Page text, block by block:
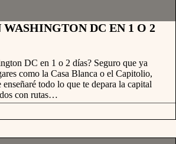
WASHINGTON DC EN 1 O 2
DC en 1 o 2 días? Seguro que ya
como la Casa Blanca o el Capitolio,
enseñaré todo lo que te depara la capital
con rutas…